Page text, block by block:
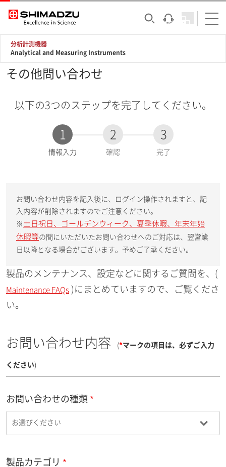
分析計測機器
Analytical and Measuring Instruments
その他問い合わせ
以下の3つのステップを完了してください。
1
現
情報入力
2
確認
3
完了
お問い合わせ内容を記入後に、ログイン操作されますと、記
入内容が削除されますのでご注意ください。
※ 土日祝日、ゴールデンウィーク、夏季休暇、年末年始
休暇等の間にいただいたお問い合わせへのご対応は、翌営業
日以降となる場合がございます。予めご了承ください。
製品のメンテナンス、設定などに関するご質問を、(
Maintenance FAQs )にまとめていますので、ご覧くださ
い。
お問い合わせ内容 (*マークの項目は、必ずご入力
ください)
お問い合わせの種類
製品カテゴリ